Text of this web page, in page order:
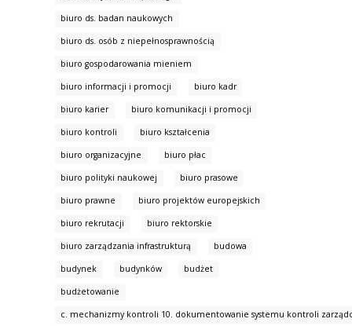
biuro ds. badan naukowych
biuro ds. osób z niepełnosprawnością
biuro gospodarowania mieniem
biuro informacji i promocji biuro kadr
biuro karier biuro komunikacji i promocji
biuro kontroli biuro kształcenia
biuro organizacyjne biuro płac
biuro polityki naukowej biuro prasowe
biuro prawne biuro projektów europejskich
biuro rekrutacji biuro rektorskie
biuro zarządzania infrastrukturą budowa
budynek budynków budżet
budżetowanie
c. mechanizmy kontroli 10. dokumentowanie systemu kontroli